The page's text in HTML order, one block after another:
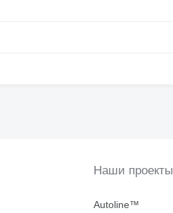
Наши проекты
Autoline™